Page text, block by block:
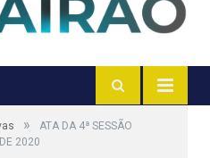
»
ATA DA 4ª SESSÃO
2020